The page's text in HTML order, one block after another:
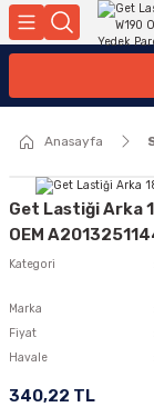
Yakıt Pompası,
Kollar
Ön ArkaAnasayfa
Get Lastiği Arka
OEM
Kategori
Marka
Fiyat
Havale
340,22 TL